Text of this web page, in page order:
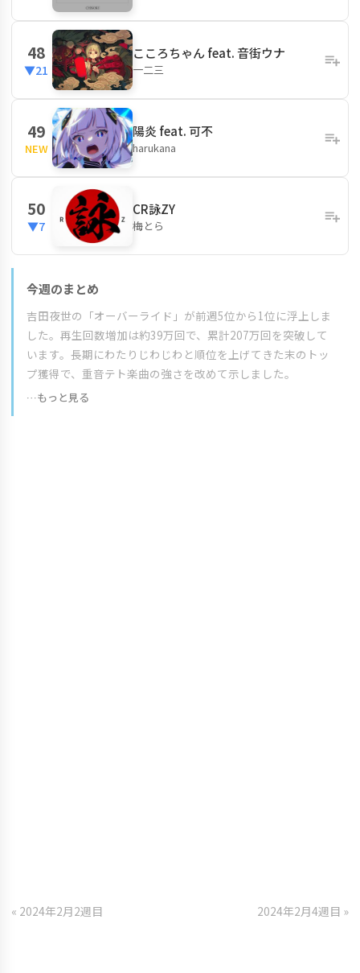
48
▼21
こころちゃん feat. 音街ウナ
一二三
49
NEW
陽炎 feat. 可不
harukana
50
▼7
CR詠ZY
梅とら
今週のまとめ
吉田夜世の「オーバーライド」が前週5位から1位に浮上しま
した。再生回数増加は約39万回で、累計207万回を突破して
います。長期にわたりじわじわと順位を上げてきた末のトッ
プ獲得で、重音テト楽曲の強さを改めて示しました。
…もっと見る
« 2024年2月2週目 2024年2月4週目 »